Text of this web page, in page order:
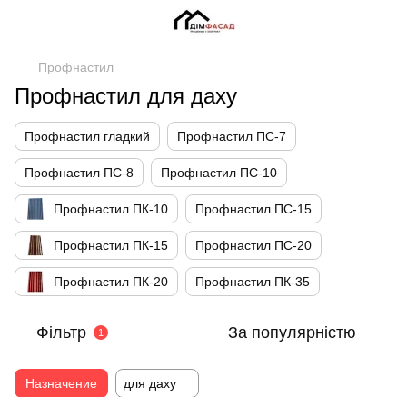
Профнастил
Профнастил для даху
Профнастил гладкий Профнастил ПС-7
Профнастил ПС-8 Профнастил ПС-10
Профнастил ПК-10 Профнастил ПС-15
Профнастил ПК-15 Профнастил ПС-20
Профнастил ПК-20 Профнастил ПК-35
Фільтр 1 За популярністю
Назначение для даху